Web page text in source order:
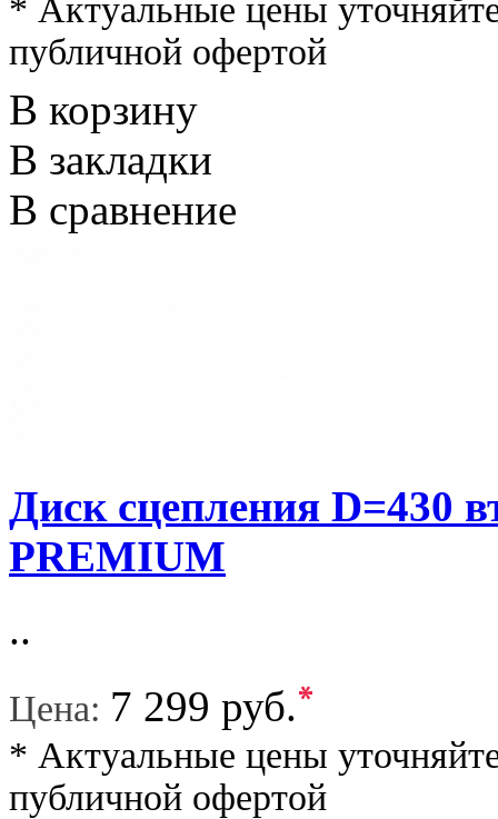
* Актуальные цены
публичной офертой
В корзину
В закладки
В сравнение
Диск сцепления D=430
PREMIUM
..
Цена: 7 299 руб.*
* Актуальные цены
публичной офертой